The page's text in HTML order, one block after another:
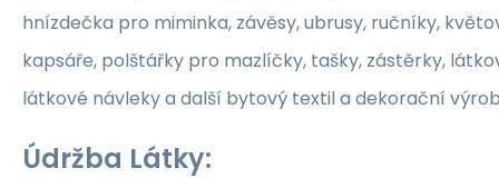
hnízdečka pro miminka, závěsy, ubrusy, ručníky,
kapsáře, polštářky pro mazlíčky, tašky, zástěrky,
látkové návleky a další bytový textil a dekorační
Údržba Látky: